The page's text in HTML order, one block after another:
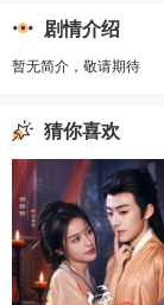
剧情介绍
暂无简介，敬请期待
猜你喜欢